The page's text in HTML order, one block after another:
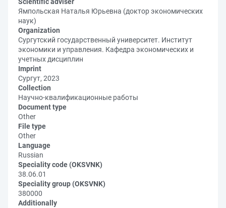
Ямпольская Наталья Юрьевна (доктор экономических
наук)
Organization
Сургутский государственный университет. Институт
экономики и управления. Кафедра экономических и
учетных дисциплин
Imprint
Сургут, 2023
Collection
Научно-квалификационные работы
Document type
Other
File type
Other
Language
Russian
Speciality code (OKSVNK)
38.06.01
Speciality group (OKSVNK)
380000
Additionally